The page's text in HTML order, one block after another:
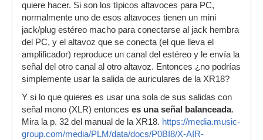
quiere hacer. Si son los típicos altavoces para PC,
normalmente uno de esos altavoces tienen un mini
jack/plug estéreo macho para conectarse al jack hembra
del PC, y el altavoz que se conecta (el que lleva el
amplificador) reproduce un canal del estéreo y le envía la
señal del otro canal al otro altavoz. Entonces ¿no podrías
simplemente usar la salida de auriculares de la XR18?
Y si lo que quieres es usar una sola de sus salidas con
señal mono (XLR) entonces es una señal balanceada.
Mira la p. 32 del manual de la XR18. https://media.music-
group.com/media/PLM/data/docs/P0BI8/X-AIR-